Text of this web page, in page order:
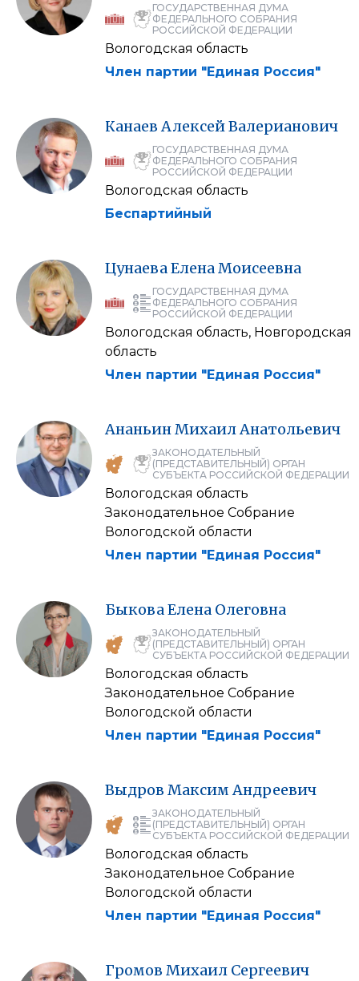
ГОСУДАРСТВЕННАЯ ДУМА
ФЕДЕРАЛЬНОГО СОБРАНИЯ
РОССИЙСКОЙ ФЕДЕРАЦИИ
Вологодская область
Член партии "Единая Россия"
Канаев АлексейВалерианович
ГОСУДАРСТВЕННАЯ ДУМА
ФЕДЕРАЛЬНОГО СОБРАНИЯ
РОССИЙСКОЙ ФЕДЕРАЦИИ
Вологодская область
Беспартийный
Цунаева Елена Моисеевна
ГОСУДАРСТВЕННАЯ ДУМА
ФЕДЕРАЛЬНОГО СОБРАНИЯ
РОССИЙСКОЙ ФЕДЕРАЦИИ
Вологодская область, Новгородская
область
Член партии "Единая Россия"
Ананьин Михаил Анатольевич
ЗАКОНОДАТЕЛЬНЫЙ
(ПРЕДСТАВИТЕЛЬНЫЙ) ОРГАН
СУБЪЕКТА РОССИЙСКОЙ ФЕДЕРАЦИИ
Вологодская область
Законодательное Собрание
Вологодской области
Член партии "Единая Россия"
Быкова Елена Олеговна
ЗАКОНОДАТЕЛЬНЫЙ
(ПРЕДСТАВИТЕЛЬНЫЙ) ОРГАН
СУБЪЕКТА РОССИЙСКОЙ ФЕДЕРАЦИИ
Вологодская область
Законодательное Собрание
Вологодской области
Член партии "Единая Россия"
Выдров Максим Андреевич
ЗАКОНОДАТЕЛЬНЫЙ
(ПРЕДСТАВИТЕЛЬНЫЙ) ОРГАН
СУБЪЕКТА РОССИЙСКОЙ ФЕДЕРАЦИИ
Вологодская область
Законодательное Собрание
Вологодской области
Член партии "Единая Россия"
Громов Михаил Сергеевич